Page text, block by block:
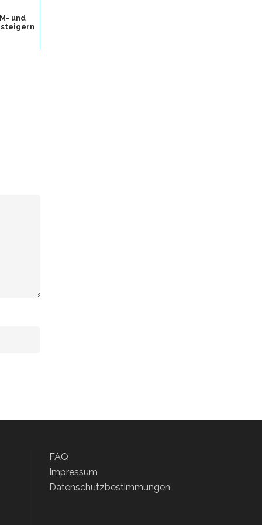
und
steigern
FAQ
Impressum
Datenschutzbestimmungen